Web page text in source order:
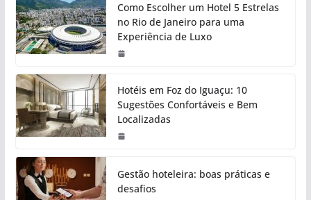
Como Escolher um Hotel 5 Estrelas
no Rio de Janeiro para uma
Experiência de Luxo
Hotéis em Foz do Iguaçu: 10
Sugestões Confortáveis e Bem
Localizadas
Gestão hoteleira: boas práticas e
desafios